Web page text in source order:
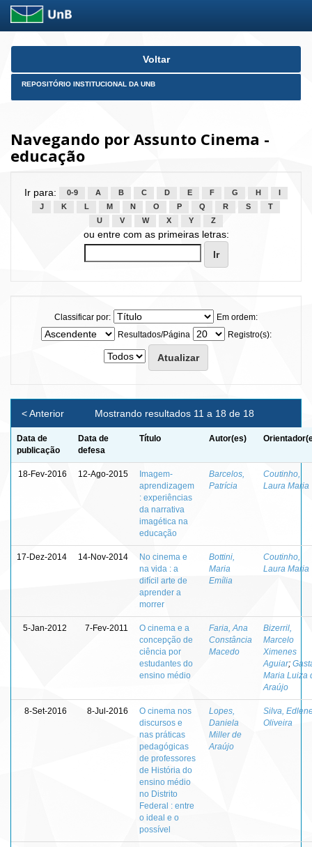
Skip
Voltar
REPOSITÓRIO INSTITUCIONAL DA UNB
Navegando por Assunto Cinema -
educação
Ir para: 0-9 A B C D E F G H
J
K L M N O P Q R S
T
U
V W X Y Z
ou entre com as primeiras letras:
Classificar por:
Em ordem:
Resultados/Página
Registro(s):
Mostrando resultados 11 a 18 de 18
< Anterior
Data de
publicação
Data de
defesa
Título Autor(es)
18-Fev-2016 12-Ago-2015
Imagem-
aprendizagem
: experiências
da narrativa
imagética na
educação
Barcelos,
Patrícia
Coutinho,
Laura Maria
17-Dez-2014 14-Nov-2014
No cinema e
na vida : a
difícil arte de
aprender a
morrer
Bottini,
Maria
Emília
Coutinho,
Laura Maria
5-Jan-2012 7-Fev-2011
O cinema e a
concepção de
ciência por
estudantes do
ensino médio
Faria, Ana
Constância
Macedo
Bizerril,
Marcelo
Ximenes
Aguiar;
Maria Luiza
Araújo
8-Set-2016 8-Jul-2016
O cinema nos
discursos e
nas práticas
pedagógicas
de professores
de História do
ensino médio
no Distrito
Federal : entre
o ideal e o
possível
Lopes,
Daniela
Miller de
Araújo
Silva,
Oliveira